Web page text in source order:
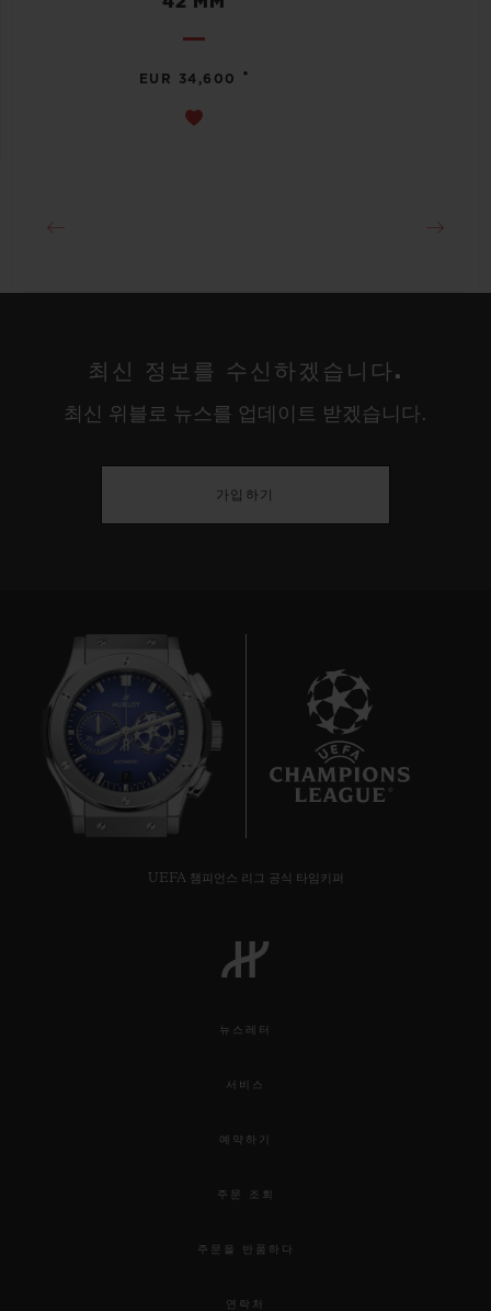
EUR 34,600 •
최신 정보를 수신하겠습니다.
최신 위블로 뉴스를 업데이트 받겠습니다.
가입하기
UEFA 챔피언스 리그 공식 타임키퍼
뉴스레터
서비스
예약하기
주문 조회
주문을 반품하다
연락처